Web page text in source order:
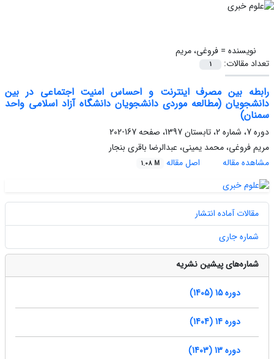
نویسنده =فروغی، مریم
تعداد مقالات:
1
رابطه بین مصرف اینترنت و احساس امنیت اجتماعی در بین
دانشجویان (مطالعه موردی دانشجویان دانشگاه آزاد اسلامی واحد
سمنان)
دوره 7، شماره 2، تابستان 1397، صفحه
167-202
مریم فروغی، محمد یمینی، عبدالرضا باقری بنجار
مشاهده مقاله
اصل مقاله 1.08 M
مقالات آماده انتشار
شماره جاری
شماره‌های پیشین نشریه
دوره 15 (1405)
دوره 14 (1404)
دوره 13 (1403)